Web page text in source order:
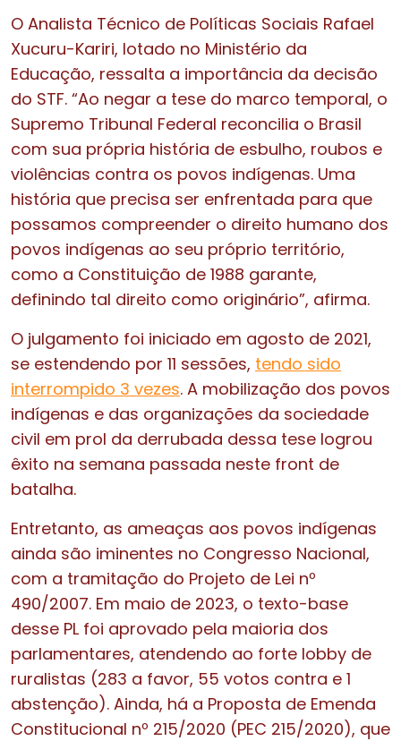
O Analista Técnico de Políticas Sociais Rafael
Xucuru-Kariri, lotado no Ministério da
Educação, ressalta a importância da decisão
do STF. “Ao negar a tese do marco temporal, o
Supremo Tribunal Federal reconcilia o Brasil
com sua própria história de esbulho, roubos e
violências contra os povos indígenas. Uma
história que precisa ser enfrentada para que
possamos compreender o direito humano dos
povos indígenas ao seu próprio território,
como a Constituição de 1988 garante,
definindo tal direito como originário”, afirma.
O julgamento foi iniciado em agosto de 2021,
se estendendo por 11 sessões, tendo sido
interrompido 3 vezes. A mobilização dos povos
indígenas e das organizações da sociedade
civil em prol da derrubada dessa tese logrou
êxito na semana passada neste front de
batalha.
Entretanto, as ameaças aos povos indígenas
ainda são iminentes no Congresso Nacional,
com a tramitação do Projeto de Lei nº
490/2007. Em maio de 2023, o texto-base
desse PL foi aprovado pela maioria dos
parlamentares, atendendo ao forte lobby de
ruralistas (283 a favor, 55 votos contra e 1
abstenção). Ainda, há a Proposta de Emenda
Constitucional nº 215/2020 (PEC 215/2020), que